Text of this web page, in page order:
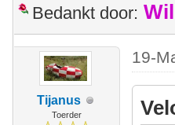
Bedankt door:
Tijanus
Toerder
19-